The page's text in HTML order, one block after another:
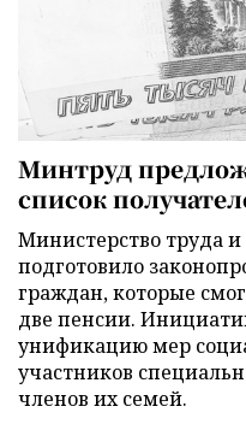
Минтруд
список
Министерство труда
подготовило
граждан, которые
две пенсии.
унификацию мер
участников
членов их семей.